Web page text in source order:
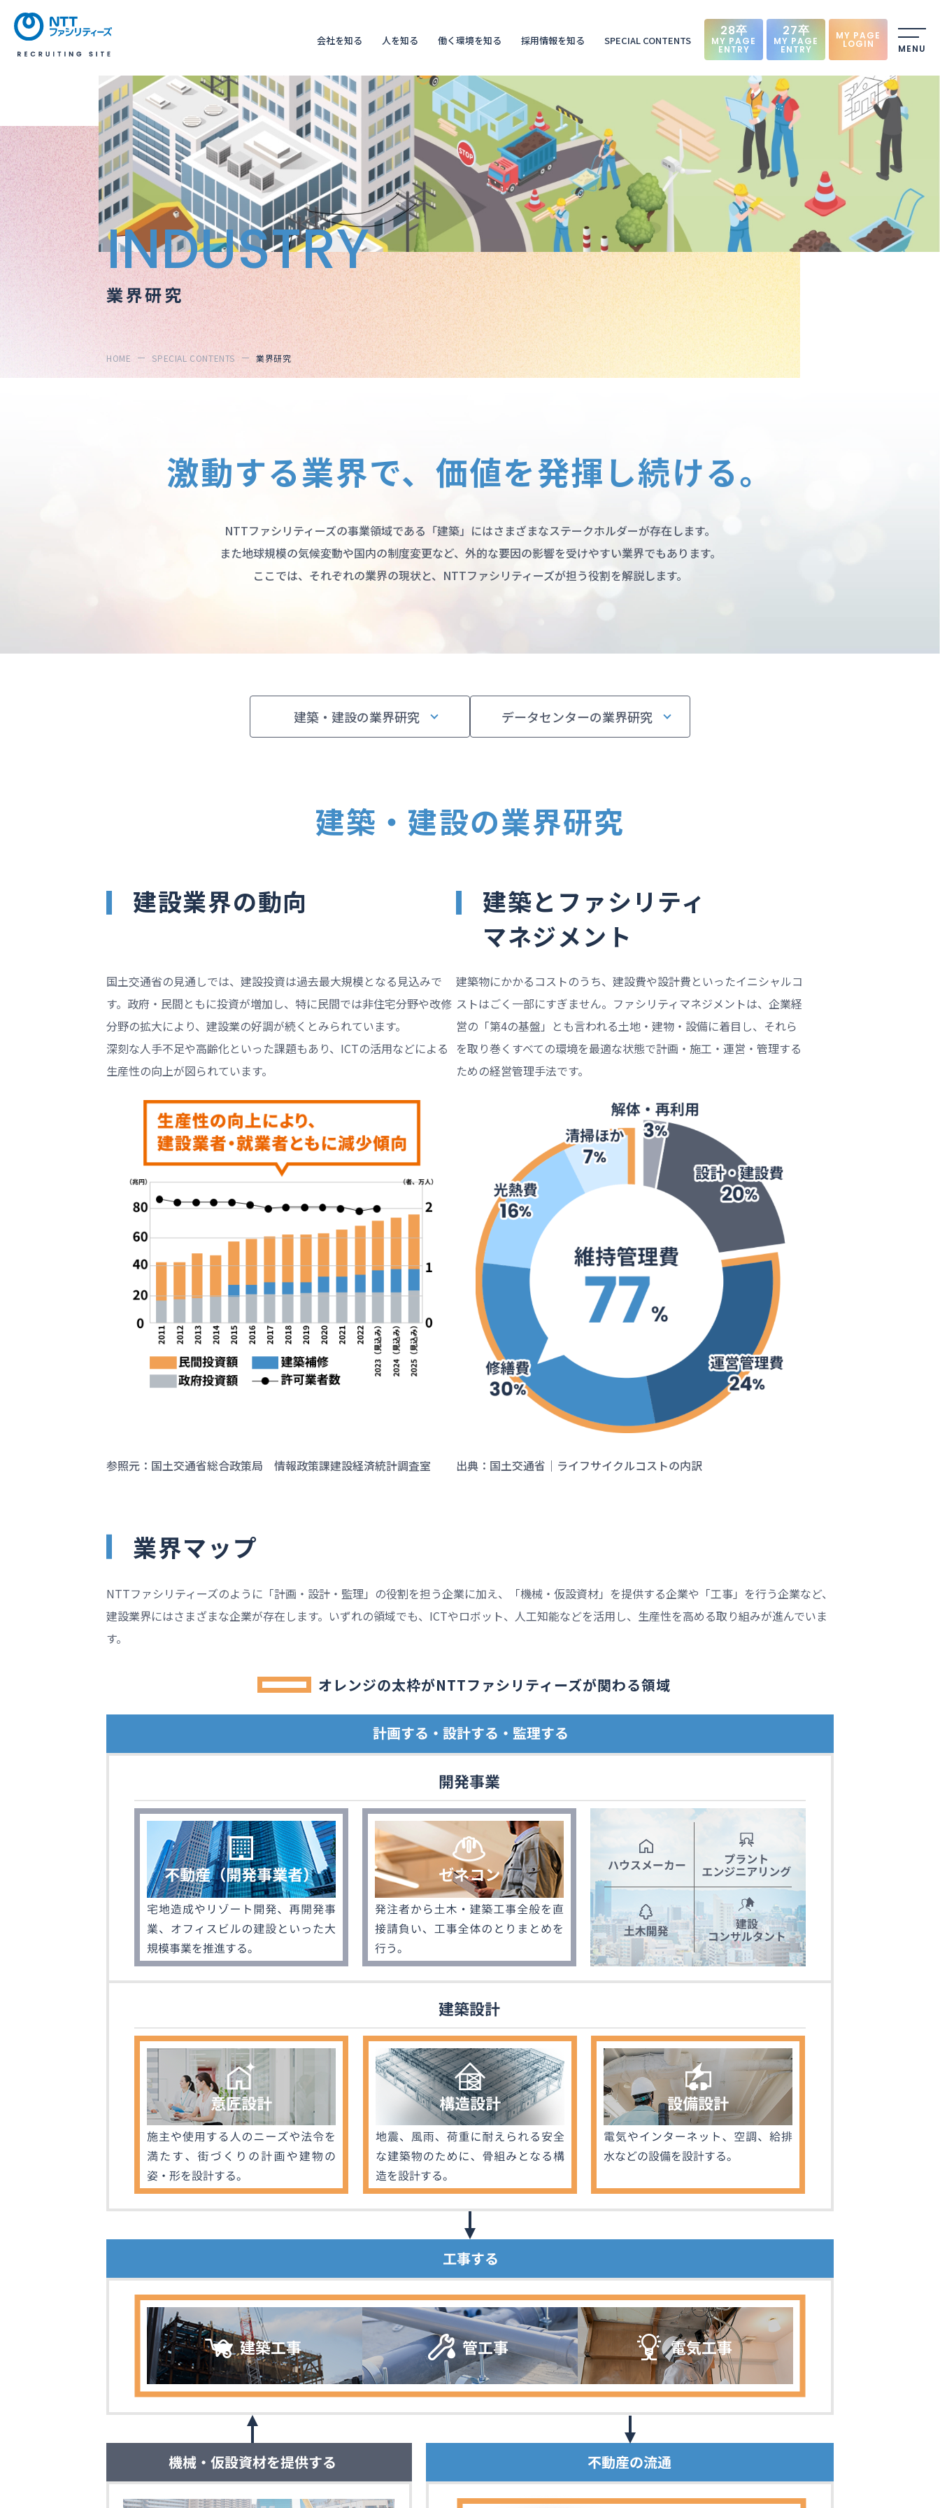
会社を知る 人を知る 働く環境を知る 採用情報を知る SPECIAL CONTENTS
28卒
MY PAGE
ENTRY
27卒
MY PAGE
ENTRY
MY PAGE
LOGIN MENU
INDUSTRY
業界研究
HOME SPECIAL CONTENTS 業界研究
激動する業界で、価値を発揮し続ける。
NTTファシリティーズの事業領域である「建築」にはさまざまなステークホルダーが存在します。
また地球規模の気候変動や国内の制度変更など、外的な要因の影響を受けやすい業界でもあります。
ここでは、それぞれの業界の現状と、NTTファシリティーズが担う役割を解説します。
建築・建設の業界研究 データセンターの業界研究
建築・建設の業界研究
建設業界の動向
国土交通省の見通しでは、建設投資は過去最大規模となる見込みで
す。政府・民間ともに投資が増加し、特に民間では非住宅分野や改修
分野の拡大により、建設業の好調が続くとみられています。
深刻な人手不足や高齢化といった課題もあり、ICTの活用などによる
生産性の向上が図られています。
参照元：国土交通省総合政策局 情報政策課建設経済統計調査室
建築とファシリティ
マネジメント
建築物にかかるコストのうち、建設費や設計費といったイニシャルコ
ストはごく一部にすぎません。ファシリティマネジメントは、企業経
営の「第4の基盤」とも言われる土地・建物・設備に着目し、それら
を取り巻くすべての環境を最適な状態で計画・施工・運営・管理する
ための経営管理手法です。
出典：国土交通省｜ライフサイクルコストの内訳
業界マップ
NTTファシリティーズのように「計画・設計・監理」の役割を担う企業に加え、「機械・仮設資材」を提供する企業や「工事」を行う企業など、
建設業界にはさまざまな企業が存在します。いずれの領域でも、ICTやロボット、人工知能などを活用し、生産性を高める取り組みが進んでいま
す。
オレンジの太枠がNTTファシリティーズが関わる領域